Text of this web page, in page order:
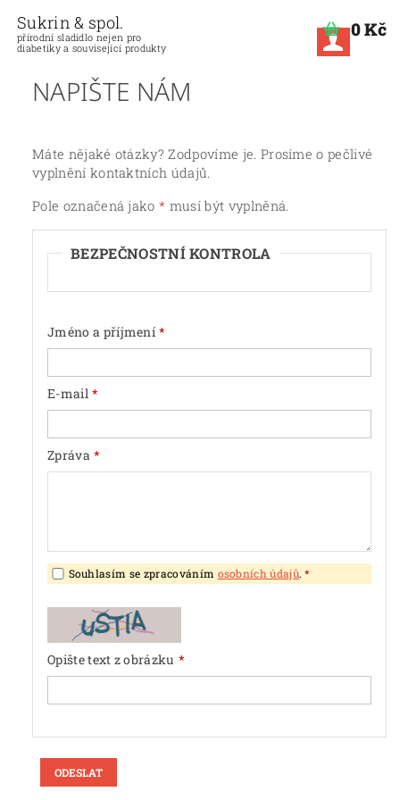
Sukrin & spol.
přírodní sladidlo nejen pro
diabetiky a související produkty
0 Kč
NAPIŠTE NÁM
Máte nějaké otázky? Zodpovíme je. Prosíme o pečlivé
vyplnění kontaktních údajů.
Pole označená jako* musí být vyplněná.
BEZPEČNOSTNÍ KONTROLA
Jméno a příjmení
E-mail
Zpráva
Souhlasím se zpracováním osobních údajů.
Opište text z obrázku